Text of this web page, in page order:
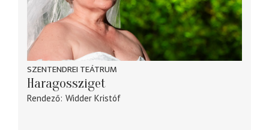
SZENTENDREI TEÁTRUM
Haragossziget
Rendező Widder Kristóf